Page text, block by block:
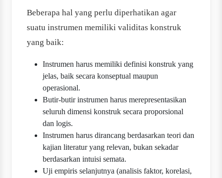
Beberapa hal yang perlu diperhatikan agar
suatu instrumen memiliki validitas konstruk
yang baik:
Instrumen harus memiliki definisi konstruk yang
jelas, baik secara konseptual maupun
operasional.
Butir-butir instrumen harus merepresentasikan
seluruh dimensi konstruk secara proporsional
dan logis.
Instrumen harus dirancang berdasarkan teori dan
kajian literatur yang relevan, bukan sekadar
berdasarkan intuisi semata.
Uji empiris selanjutnya (analisis faktor, korelasi,